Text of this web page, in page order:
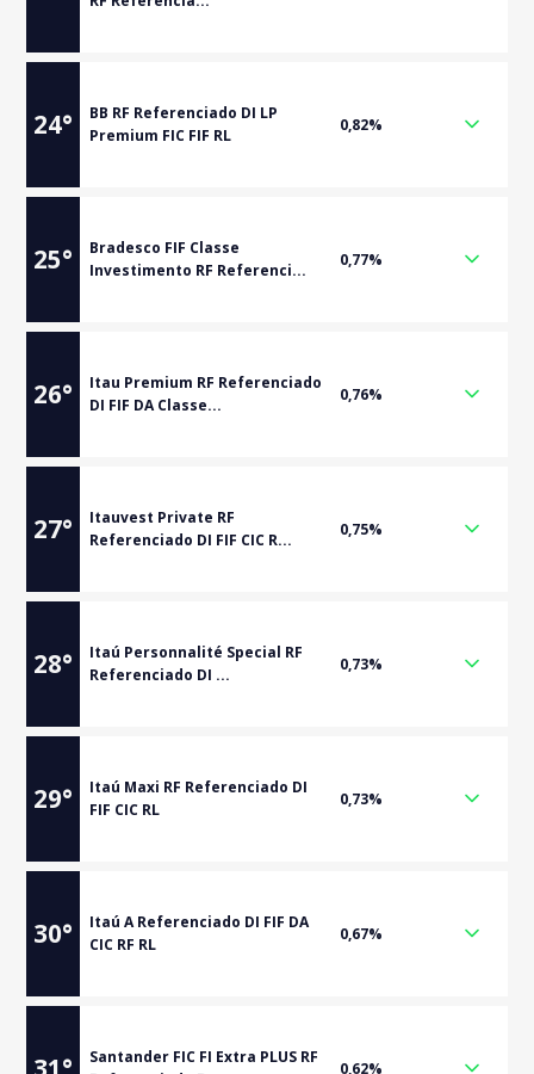
24°
BB RF Referenciado DI LP
Premium FIC FIF RL
0,82%
25°
Bradesco FIF Classe
Investimento RF Referenci...
0,77%
26°
Itau Premium RF Referenciado
DI FIF DA Classe...
0,76%
27°
Itauvest Private RF
Referenciado DI FIF CIC R...
0,75%
28°
Itaú Personnalité Special RF
Referenciado DI ...
0,73%
29°
Itaú Maxi RF Referenciado DI
FIF CIC RL
0,73%
30°
Itaú A Referenciado DI FIF DA
CIC RF RL
0,67%
Santander FIC FI Extra PLUS RF
0,62%